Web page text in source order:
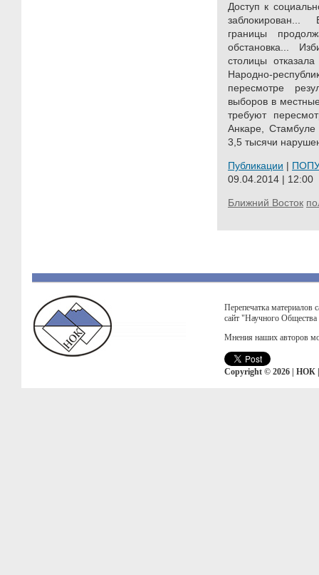
Доступ к
заблокирован...
границы
обстановка...
столицы
Народно-
пересмотре
выборов в
требуют
Анкаре,
3,5 тысячи
Публикации |
09.04.2014 | 12:00
Ближний Восток
Перепечатка материалов
сайт "Научного
Мнения наших авторов
Copyright © 2026 | НОК